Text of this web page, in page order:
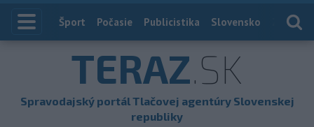
Index
Šport Počasie Publicistika Slovensko
TERAZ.SK
Spravodajský portál Tlačovej agentúry Slovenskej
republiky